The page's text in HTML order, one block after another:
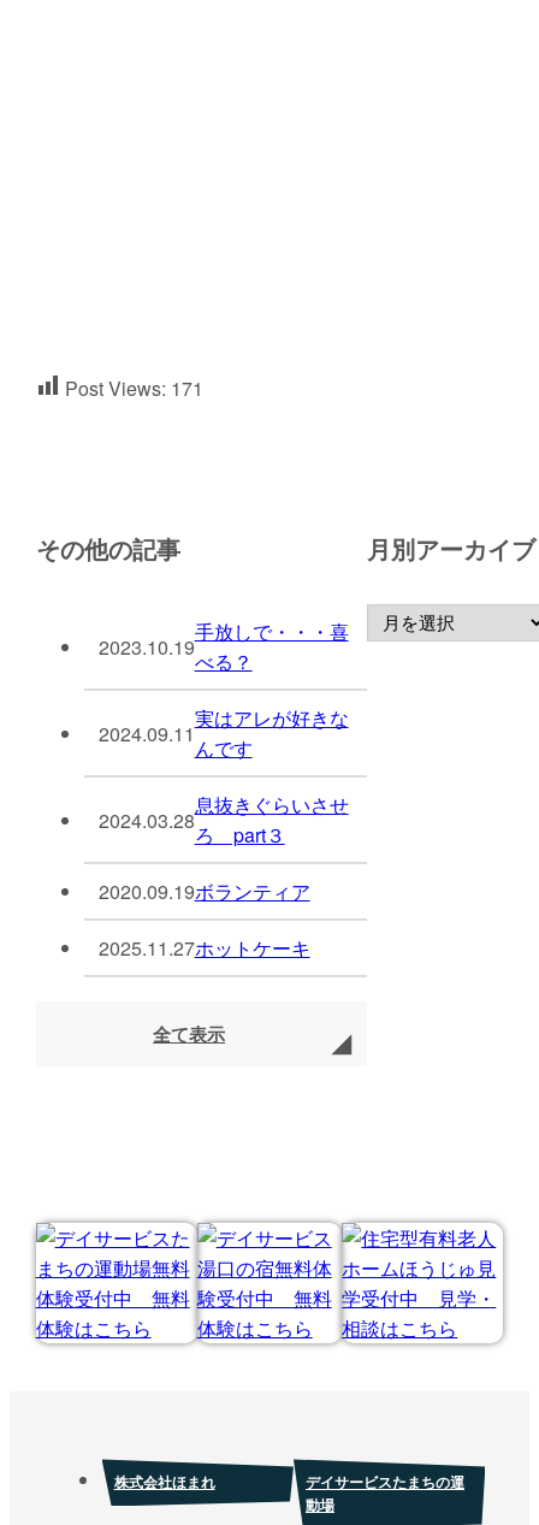
Post Views: 171
その他の記事
2023.10.19
手放しで・・・喜
べる？
2024.09.11
実はアレが好きな
んです
2024.03.28
息抜きぐらいさせ
ろ part３
2020.09.19ボランティア
2025.11.27ホットケーキ
全て表示
月別アーカイブ
株式会社ほまれ
デイサービスたまちの運
動場